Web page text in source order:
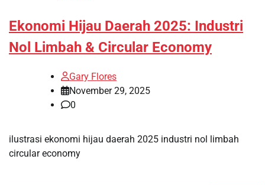
Ekonomi Hijau Daerah 2025: Industri
Nol Limbah & Circular Economy
Gary Flores
November 29, 2025
0
ilustrasi ekonomi hijau daerah 2025 industri nol limbah
circular economy